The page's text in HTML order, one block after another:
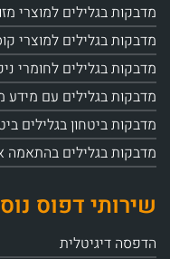
מדבקות בגלילים למוצרי
מדבקות בגלילים למוצרי
מדבקות בגלילים לחומרי
מדבקות בגלילים עם
מדבקות ביטחון בגלילים
מדבקות בגלילים בהתאמה
שירותי דפוס
הדפסה דיגיטלית